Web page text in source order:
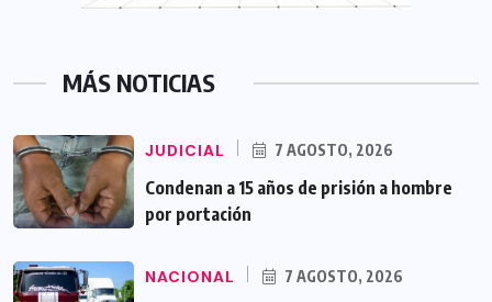
MÁS NOTICIAS
JUDICIAL 7 AGOSTO, 2026
Condenan a 15 años de prisión a hombre
por portación
NACIONAL 7 AGOSTO, 2026